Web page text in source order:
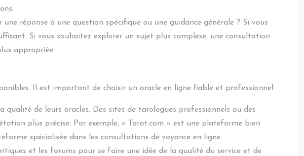
réponse à une question spécifique ou une guidance générale ? Si vous
Si vous souhaitez explorer un sujet plus complexe, une consultation
appropriée.
Il est important de choisir un oracle en ligne fiable et professionnel.
de leurs oracles. Des sites de tarologues professionnels ou des
plus précise. Par exemple, « Tarot.com » est une plateforme bien
spécialisée dans les consultations de voyance en ligne.
et les forums pour se faire une idée de la qualité du service et de